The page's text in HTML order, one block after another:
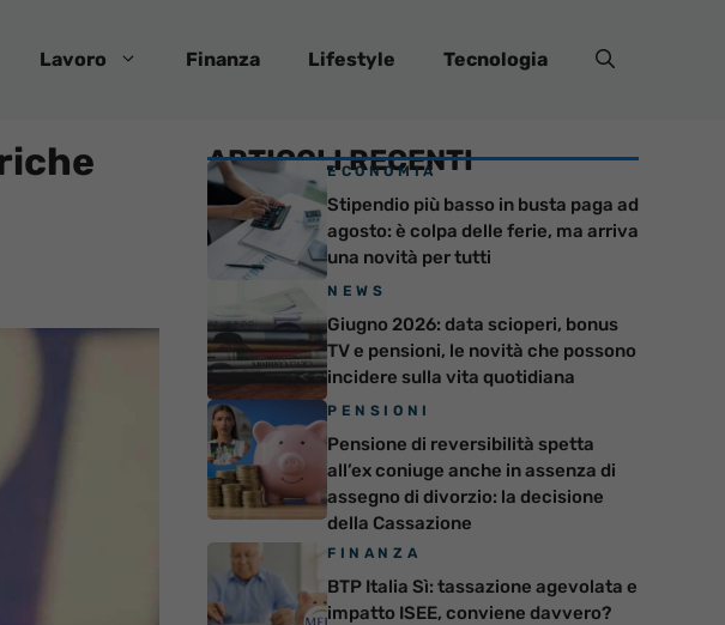
Lavoro Finanza Lifestyle Tecnologia
ARTICOLI RECENTI
ECONOMIA
Stipendio più basso in busta paga ad
agosto: è colpa delle ferie, ma arriva
una novità per tutti
NEWS
Giugno 2026: data scioperi, bonus
TV e pensioni, le novità che possono
incidere sulla vita quotidiana
PENSIONI
Pensione di reversibilità spetta
all’ex coniuge anche in assenza di
assegno di divorzio: la decisione
della Cassazione
FINANZA
BTP Italia Sì: tassazione agevolata e
impatto ISEE, conviene davvero?